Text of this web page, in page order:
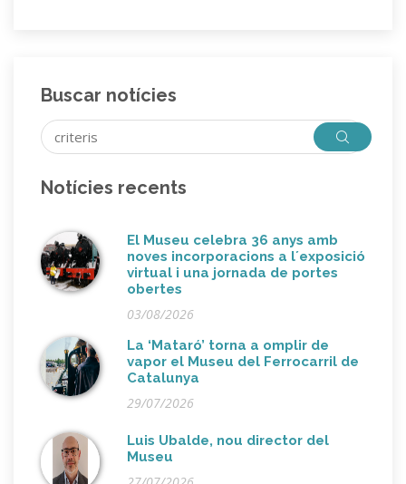
Buscar notícies
Notícies recents
El Museu celebra 36 anys amb
noves incorporacions a l´exposició
virtual i una jornada de portes
obertes
03/08/2026
La ‘Mataró’ torna a omplir de
vapor el Museu del Ferrocarril de
Catalunya
29/07/2026
Luis Ubalde, nou director del
Museu